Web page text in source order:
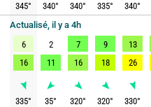
345° 340° 340° 335° 340°
Actualisé, il y a 4h
6
2 7 9 13
16
11 16 18 26
335° 35° 320° 320° 330°